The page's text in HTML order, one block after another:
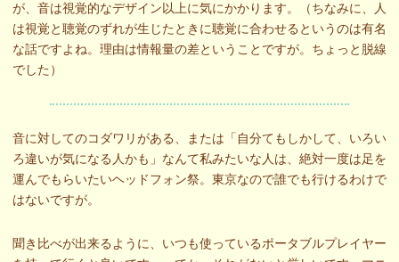
が、音は視覚的なデザイン以上に気にかかります。（ちなみに、人
は視覚と聴覚のずれが生じたときに聴覚に合わせるというのは有名
な話ですよね。理由は情報量の差ということですが。ちょっと脱線
でした）
音に対してのコダワリがある、または「自分てもしかして、いろい
ろ違いが気になる人かも」なんて私みたいな人は、絶対一度は足を
運んでもらいたいヘッドフォン祭。東京なので誰でも行けるわけで
はないですが。
聞き比べが出来るように、いつも使っているポータブルプレイヤー